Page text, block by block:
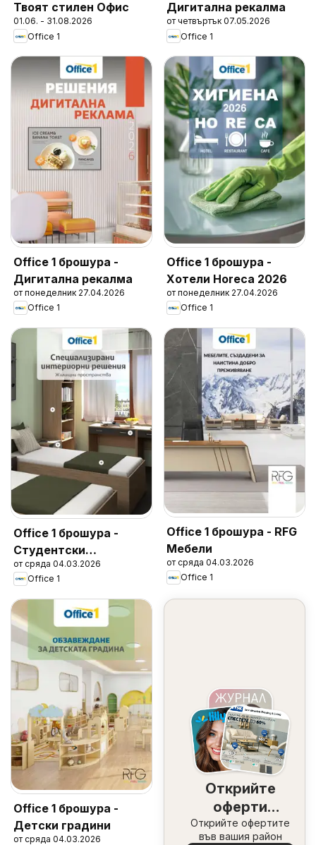
Твоят стилен Офис
01.06. - 31.08.2026
Office 1
Дигитална рекалма
от четвъртък 07.05.2026
Office 1
Office 1 брошура -
Дигитална рекалма
от понеделник 27.04.2026
Office 1
Office 1 брошура -
Хотели Horeca 2026
от понеделник 27.04.2026
Office 1
Office 1 брошура -
Студентски
общежития
от сряда 04.03.2026
Office 1
Office 1 брошура - RFG
Мебели
от сряда 04.03.2026
Office 1
Office 1 брошура -
Детски градини
от сряда 04.03.2026
Открийте
оферти
наблизо
Открийте офертите
във вашия район